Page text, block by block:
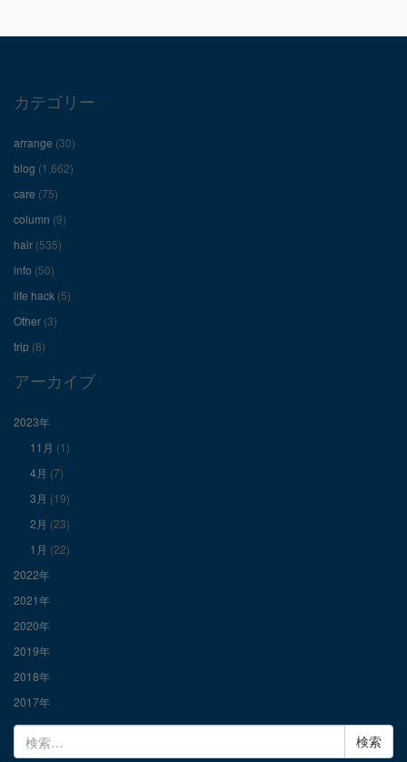
ロ
フ
ィ
ー
ル
を
Facebook
で
示
カテゴリー
arrange (30)
blog (1,662)
care (75)
column (9)
hair (535)
info (50)
life hack (5)
Other (3)
trip (8)
アーカイブ
2023年
11月 (1)
4月 (7)
3月 (19)
2月 (23)
1月 (22)
2022年
2021年
2020年
2019年
2018年
2017年
検
索: